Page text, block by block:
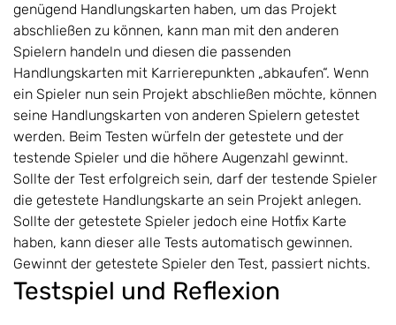
genügend Handlungskarten haben, um das Projekt
abschließen zu können, kann man mit den anderen
Spielern handeln und diesen die passenden
Handlungskarten mit Karrierepunkten „abkaufen“. Wenn
ein Spieler nun sein Projekt abschließen möchte, können
seine Handlungskarten von anderen Spielern getestet
werden. Beim Testen würfeln der getestete und der
testende Spieler und die höhere Augenzahl gewinnt.
Sollte der Test erfolgreich sein, darf der testende Spieler
die getestete Handlungskarte an sein Projekt anlegen.
Sollte der getestete Spieler jedoch eine Hotfix Karte
haben, kann dieser alle Tests automatisch gewinnen.
Gewinnt der getestete Spieler den Test, passiert nichts.
Testspiel und Reflexion